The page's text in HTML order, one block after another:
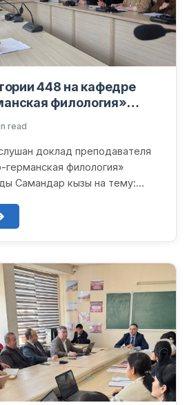
448 на кафедре
филология»
филологий
Абу Райхана Беруни
научно-
read
доклад преподавателя
филология»
Самандар кызы на тему:
языку как...